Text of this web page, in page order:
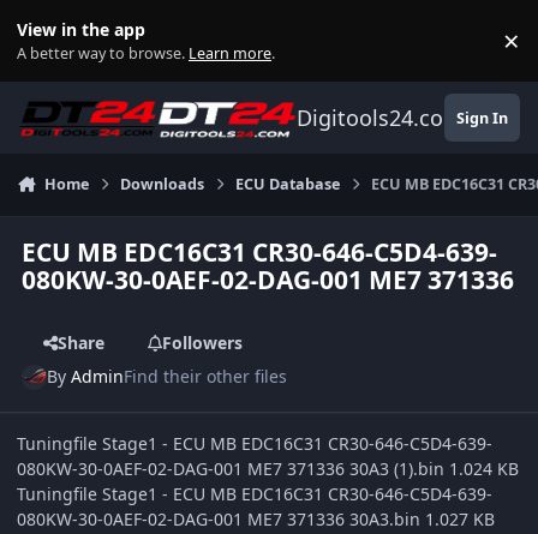
View in the app
A better way to browse. Learn more. ×
Digitools24.comSign In
Home Downloads ECU Database ECU MB EDC16C31
ECU MB EDC16C31 CR30-646-C5D4-639-
080KW-30-0AEF-02-DAG-001 ME7 371336
Share
Followers
ByAdminFind their other files
Tuningfile Stage1 - ECU MB EDC16C31 CR30-646-C5D4-639-
080KW-30-0AEF-02-DAG-001 ME7 371336 30A3 (1).bin 1.024 KB
Tuningfile Stage1 - ECU MB EDC16C31 CR30-646-C5D4-639-
080KW-30-0AEF-02-DAG-001 ME7 371336 30A3.bin 1.027 KB